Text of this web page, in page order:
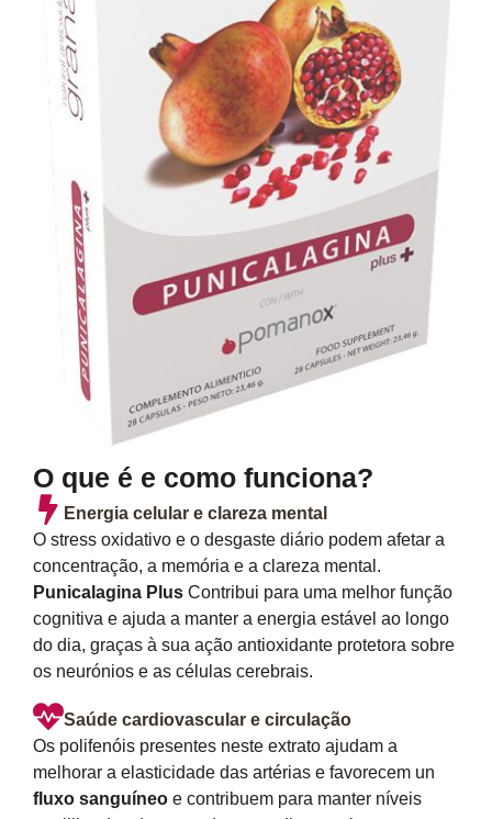
O que é e como funciona?
Energia celular e clareza mental
O stress oxidativo e o desgaste diário podem afetar a
concentração, a memória e a clareza mental.
Punicalagina Plus Contribui para uma melhor função
cognitiva e ajuda a manter a energia estável ao longo
do dia, graças à sua ação antioxidante protetora sobre
os neurónios e as células cerebrais.
Saúde cardiovascular e circulação
Os polifenóis presentes neste extrato ajudam a
melhorar a elasticidade das artérias e favorecem un
fluxo sanguíneo e contribuem para manter níveis